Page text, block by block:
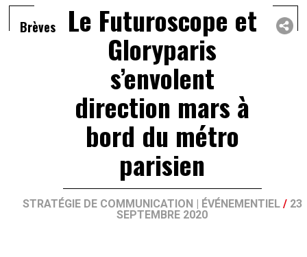
Brèves Le Futuroscope et
Gloryparis
s’envolent
direction mars à
bord du métro
parisien
STRATÉGIE DE COMMUNICATION| ÉVÉNEMENTIEL/ 23
SEPTEMBRE 2020